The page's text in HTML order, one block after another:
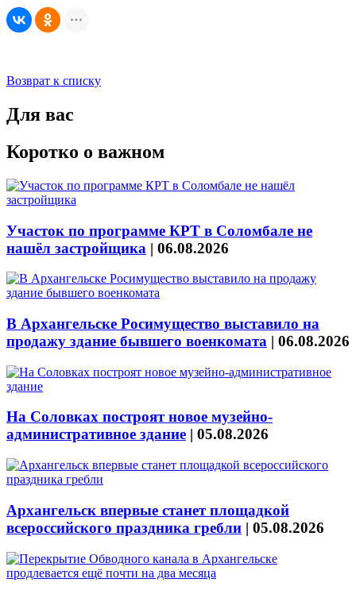
Возврат к списку
Для вас
Коротко о важном
Участок по программе КРТ в Соломбале не
нашёл застройщика | 06.08.2026
В Архангельске Росимущество выставило на
продажу здание бывшего военкомата | 06.08.2026
На Соловках построят новое музейно-
административное здание | 05.08.2026
Архангельск впервые станет площадкой
всероссийского праздника гребли | 05.08.2026